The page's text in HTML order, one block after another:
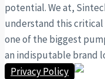
potential. We at,
understand this critical
one of the biggest
an indisputable brand
Privacy Policy